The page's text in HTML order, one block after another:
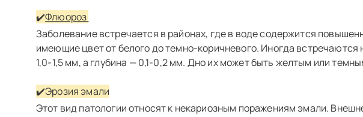
✔️Флюороз
Заболевание встречается в районах, где в воде содержится
имеющие цвет от белого до темно-коричневого. Иногда
1,0-1,5 мм, а глубина — 0,1-0,2 мм. Дно их может быть желтым или
✔️Эрозия эмали
Этот вид патологии относят к некариозным поражениям эмали.